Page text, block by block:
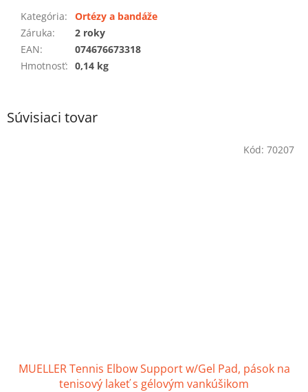
Súvisiaci tovar
MUELLER Tennis Elbow Support w/Gel Pad, pások na
tenisový lakeť s gélovým vankúšikom
Kód: 70207
Kategória:
Ortézy a bandáže
Záruka:
2 roky
EAN:
074676673318
Hmotnosť: 0,14 kg